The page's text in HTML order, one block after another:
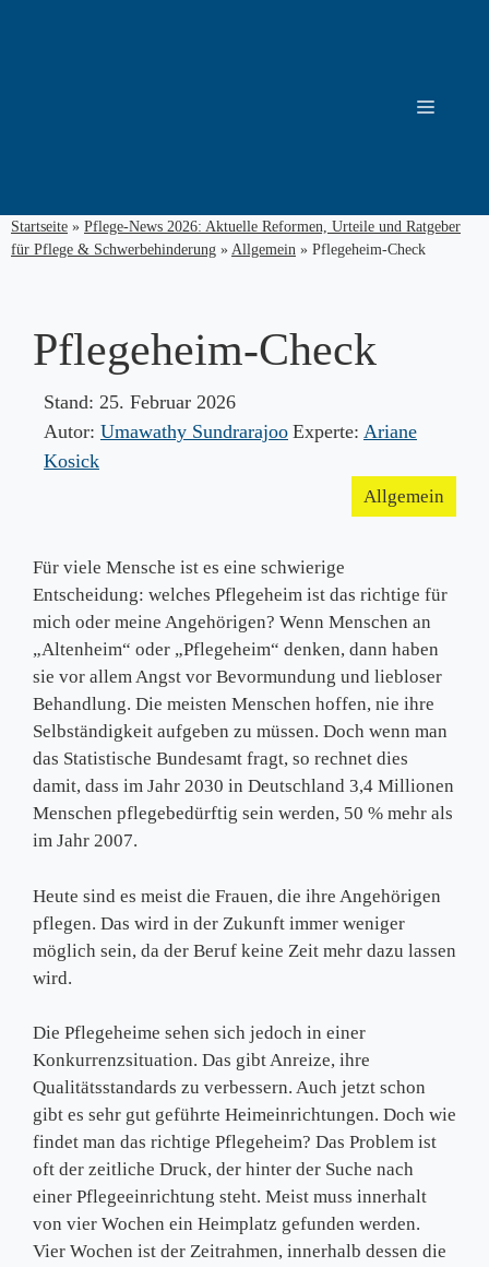
Menü
Startseite » Pflege-News 2026: Aktuelle Reformen, Urteile und Ratgeber
für Pflege & Schwerbehinderung » Allgemein » Pflegeheim-Check
Pflegeheim-Check
Stand: 25. Februar 2026
Autor: Umawathy Sundrarajoo Experte: Ariane
Kosick
Allgemein
Für viele Mensche ist es eine schwierige
Entscheidung: welches Pflegeheim ist das richtige für
mich oder meine Angehörigen? Wenn Menschen an
„Altenheim“ oder „Pflegeheim“ denken, dann haben
sie vor allem Angst vor Bevormundung und liebloser
Behandlung. Die meisten Menschen hoffen, nie ihre
Selbständigkeit aufgeben zu müssen. Doch wenn man
das Statistische Bundesamt fragt, so rechnet dies
damit, dass im Jahr 2030 in Deutschland 3,4 Millionen
Menschen pflegebedürftig sein werden, 50 % mehr als
im Jahr 2007.
Heute sind es meist die Frauen, die ihre Angehörigen
pflegen. Das wird in der Zukunft immer weniger
möglich sein, da der Beruf keine Zeit mehr dazu lassen
wird.
Die Pflegeheime sehen sich jedoch in einer
Konkurrenzsituation. Das gibt Anreize, ihre
Qualitätsstandards zu verbessern. Auch jetzt schon
gibt es sehr gut geführte Heimeinrichtungen. Doch wie
findet man das richtige Pflegeheim? Das Problem ist
oft der zeitliche Druck, der hinter der Suche nach
einer Pflegeeinrichtung steht. Meist muss innerhalt
von vier Wochen ein Heimplatz gefunden werden.
Vier Wochen ist der Zeitrahmen, innerhalb dessen die